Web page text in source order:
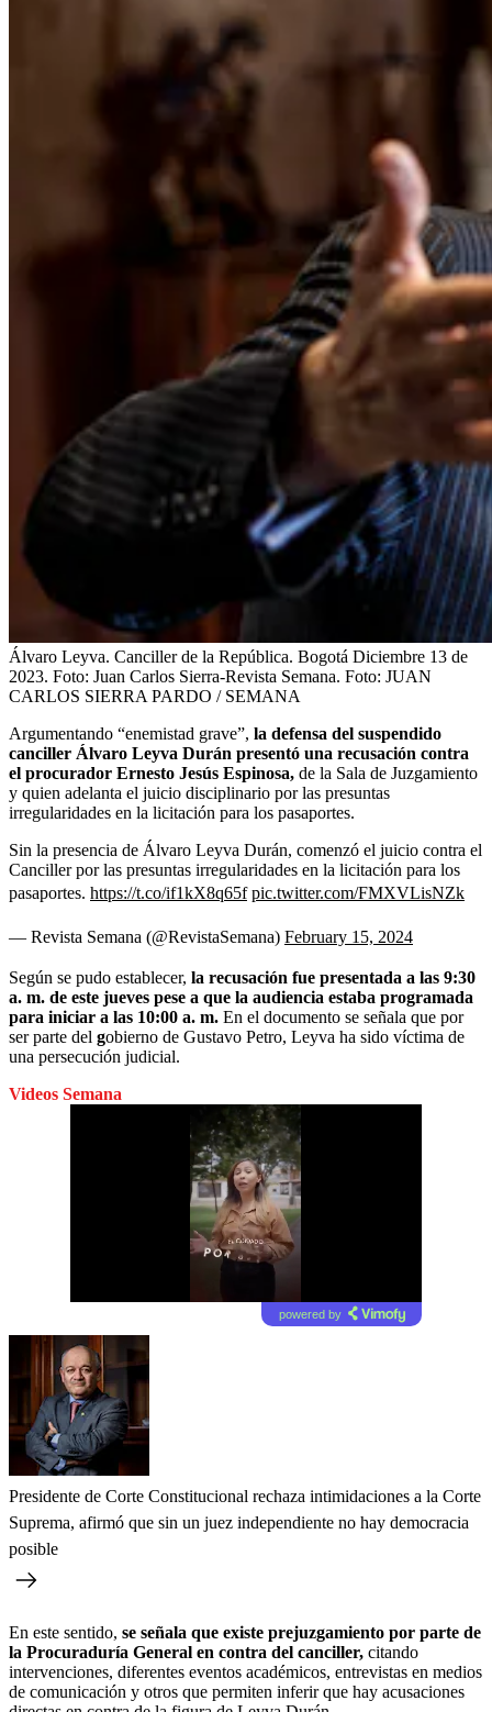
Álvaro Leyva. Canciller de la República. Bogotá Diciembre 13 de
2023. Foto: Juan Carlos Sierra-Revista Semana. Foto: JUAN
CARLOS SIERRA PARDO / SEMANA
Argumentando “enemistad grave”, la defensa del suspendido
canciller Álvaro Leyva Durán presentó una recusación contra
el procurador Ernesto Jesús Espinosa, de la Sala de Juzgamiento
y quien adelanta el juicio disciplinario por las presuntas
irregularidades en la licitación para los pasaportes.
Sin la presencia de Álvaro Leyva Durán, comenzó el juicio contra el
Canciller por las presuntas irregularidades en la licitación para los
pasaportes. https://t.co/if1kX8q65f pic.twitter.com/FMXVLisNZk
— Revista Semana (@RevistaSemana) February 15, 2024
Según se pudo establecer, la recusación fue presentada a las 9:30
a. m. de este jueves pese a que la audiencia estaba programada
para iniciar a las 10:00 a. m. En el documento se señala que por
ser parte del gobierno de Gustavo Petro, Leyva ha sido víctima de
una persecución judicial.
Videos Semana
powered by
Presidente de Corte Constitucional rechaza intimidaciones a la Corte
Suprema, afirmó que sin un juez independiente no hay democracia
posible
En este sentido, se señala que existe prejuzgamiento por parte de
la Procuraduría General en contra del canciller, citando
intervenciones, diferentes eventos académicos, entrevistas en medios
de comunicación y otros que permiten inferir que hay acusaciones